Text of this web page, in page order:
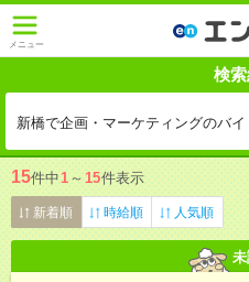
メニュー
検
新橋で企画・マーケティングのバイ
15件中1 ～ 15件表示
新着順 時給順 人気順